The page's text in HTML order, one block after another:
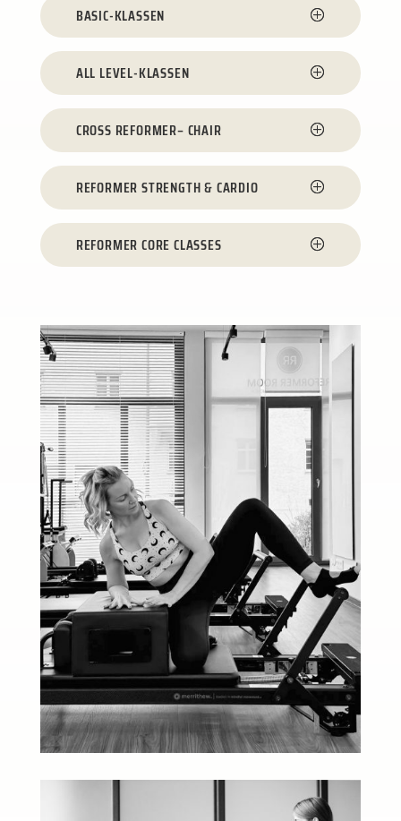
BASIC-KLASSEN
ALL LEVEL-KLASSEN
CROSS REFORMER– CHAIR
REFORMER STRENGTH & CARDIO
REFORMER CORE CLASSES